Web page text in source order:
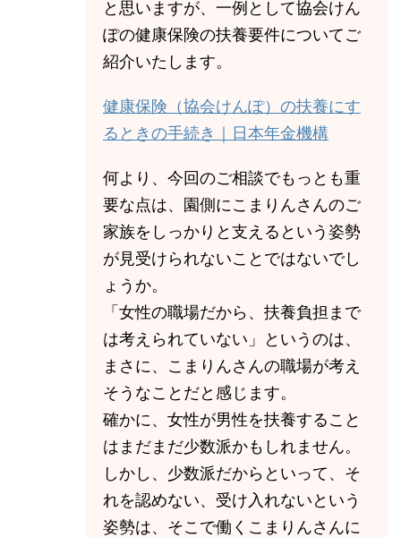
と思いますが、一例として協会けん
ぽの健康保険の扶養要件についてご
紹介いたします。
健康保険（協会けんぽ）の扶養にす
るときの手続き｜日本年金機構
何より、今回のご相談でもっとも重
要な点は、園側にこまりんさんのご
家族をしっかりと支えるという姿勢
が見受けられないことではないでし
ょうか。
「女性の職場だから、扶養負担まで
は考えられていない」というのは、
まさに、こまりんさんの職場が考え
そうなことだと感じます。
確かに、女性が男性を扶養すること
はまだまだ少数派かもしれません。
しかし、少数派だからといって、そ
れを認めない、受け入れないという
姿勢は、そこで働くこまりんさんに